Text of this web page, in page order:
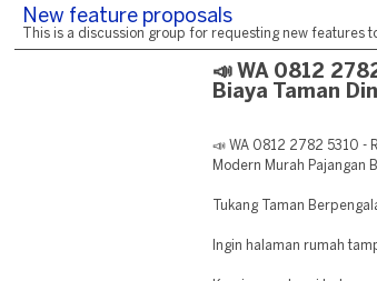
New feature proposals
This is a discussion group for requesting new features
📣 WA 0812
Biaya Taman
📣 WA 0812 2782 5310 -
Modern Murah Pajangan
Tukang Taman
Ingin halaman rumah